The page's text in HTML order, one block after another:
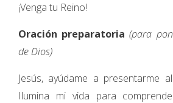
¡Venga tu Reino!
Oración preparatoria (para
de Dios)
Jesús, ayúdame a presentarme
Ilumina mi vida para